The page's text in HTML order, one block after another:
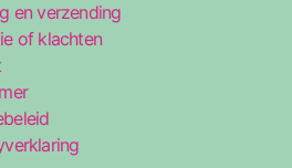
en verzending
of klachten